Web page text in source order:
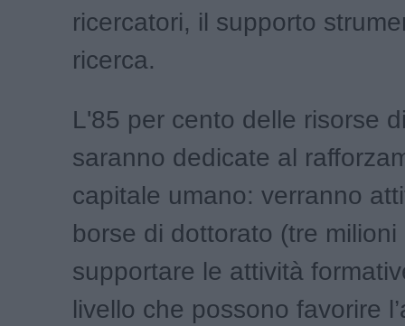
ricercatori, il supporto
ricerca.
L'85 per cento delle risorse
saranno dedicate al
capitale umano: verranno
borse di dottorato (tre
supportare le attività
livello che possono favorire